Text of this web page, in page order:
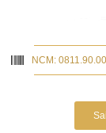
NCM: 0811.90.00